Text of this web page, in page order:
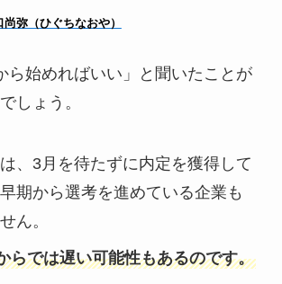
弥（ひぐちなおや）
ら始めればいい」と聞いたことが
しょう。
、3月を待たずに内定を獲得して
期から選考を進めている企業も
ん。
らでは遅い可能性もあるのです。